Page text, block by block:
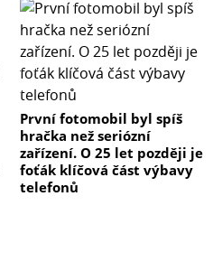
První fotomobil byl spíš
hračka než seriózní
zařízení. O 25 let později je
foťák klíčová část výbavy
telefonů